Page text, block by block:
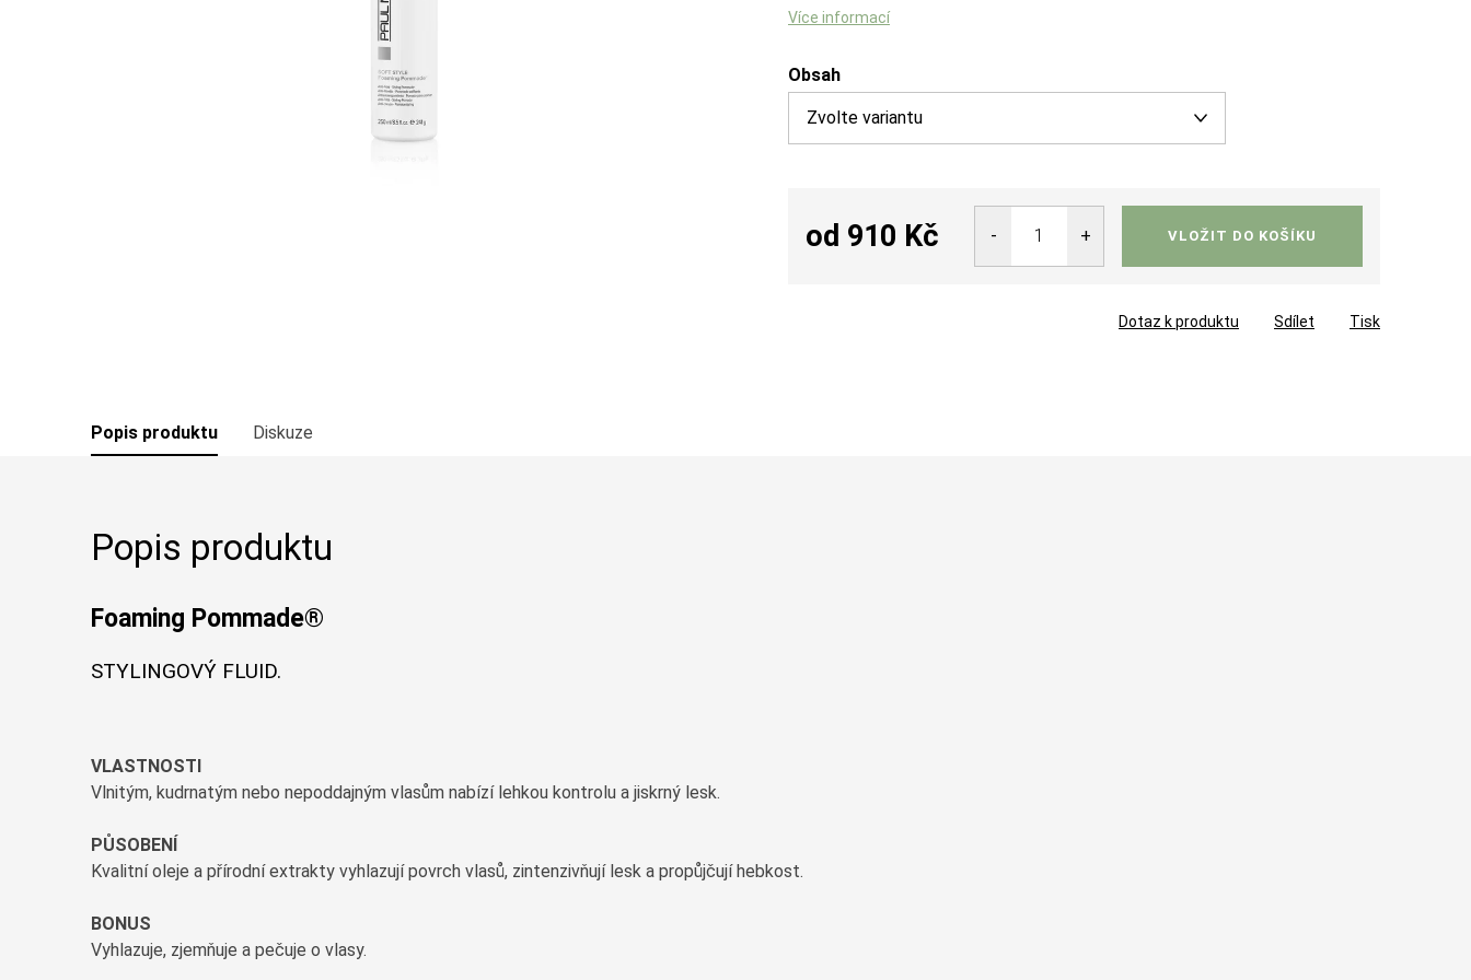
Více informací
Obsah
od 910 Kč VLOŽIT DO KOŠÍKU
Tisk
Dotaz k produktu Sdílet
Popis produktu Diskuze
Popis produktu
Foaming Pommade®
STYLINGOVÝ FLUID.
VLASTNOSTI
Vlnitým, kudrnatým nebo nepoddajným vlasům nabízí lehkou kontrolu a jiskrný lesk.
PŮSOBENÍ
Kvalitní oleje a přírodní extrakty vyhlazují povrch vlasů, zintenzivňují lesk a propůjčují hebkost.
BONUS
Vyhlazuje, zjemňuje a pečuje o vlasy.